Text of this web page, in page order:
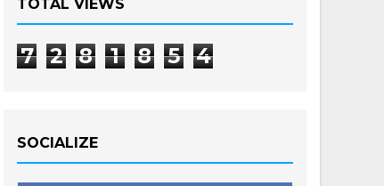
TOTAL VIEWS
7 2 8 1 8 5 4
SOCIALIZE